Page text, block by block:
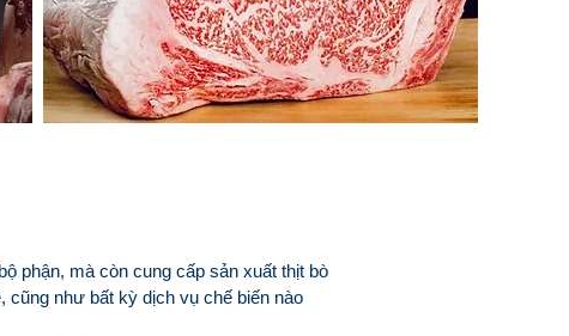
phận, mà còn cung cấp sản xuất thịt bò
cũng như bất kỳ dịch vụ chế biến nào